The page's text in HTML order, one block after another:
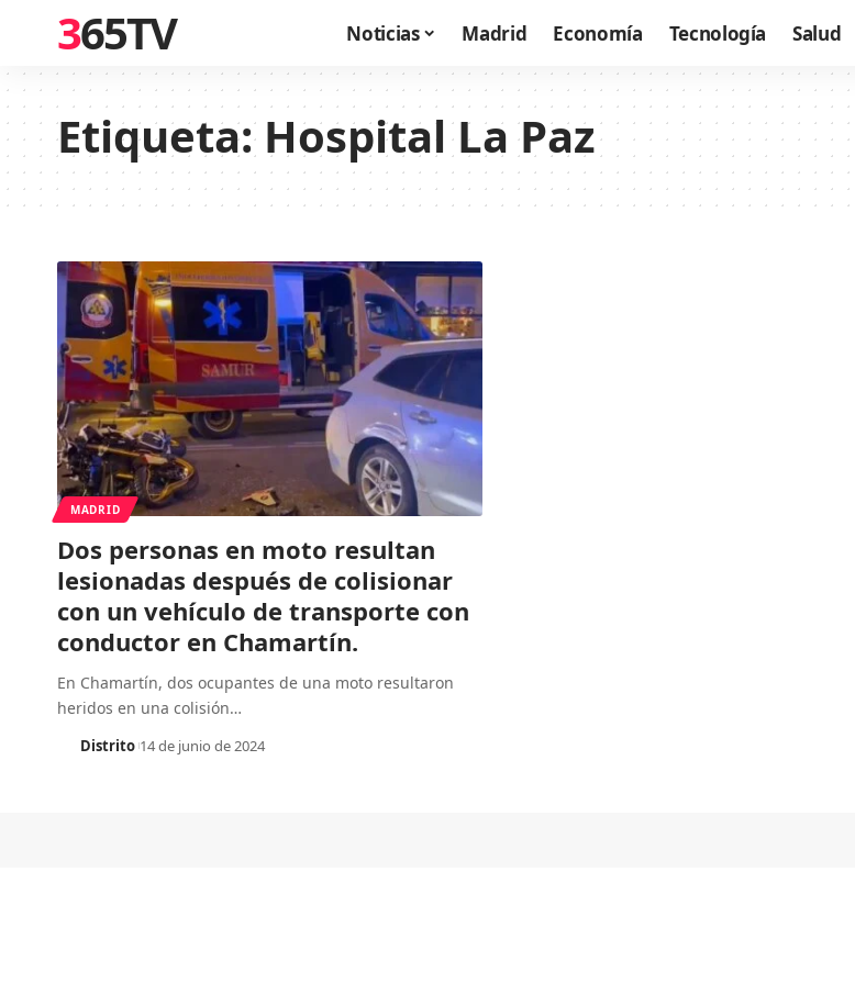
365TV Noticias Madrid Economía Tecnología Salud
Etiqueta:Hospital La Paz
MADRID
Dos personas en moto resultan
lesionadas después de colisionar
con un vehículo de transporte con
conductor en Chamartín.
En Chamartín, dos ocupantes de una moto resultaron
heridos en una colisión…
Distrito 14 de junio de 2024